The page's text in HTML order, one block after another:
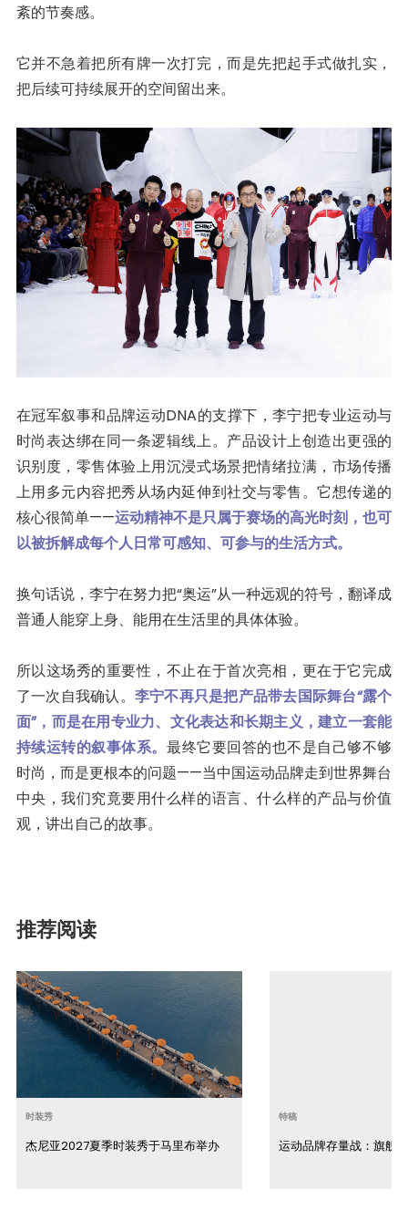
紊的节奏感。
它并不急着把所有牌一次打完，而是先把起手式做扎实，
把后续可持续展开的空间留出来。
在冠军叙事和品牌运动DNA的支撑下，李宁把专业运动与
时尚表达绑在同一条逻辑线上。产品设计上创造出更强的
识别度，零售体验上用沉浸式场景把情绪拉满，市场传播
上用多元内容把秀从场内延伸到社交与零售。它想传递的
核心很简单——运动精神不是只属于赛场的高光时刻，也可
以被拆解成每个人日常可感知、可参与的生活方式。
换句话说，李宁在努力把“奥运”从一种远观的符号，翻译成
普通人能穿上身、能用在生活里的具体体验。
所以这场秀的重要性，不止在于首次亮相，更在于它完成
了一次自我确认。 李宁不再只是把产品带去国际舞台“露个
面”，而是在用专业力、文化表达和长期主义，建立一套能
持续运转的叙事体系。 最终它要回答的也不是自己够不够
时尚，而是更根本的问题——当中国运动品牌走到世界舞台
中央，我们究竟要用什么样的语言、什么样的产品与价值
观，讲出自己的故事。
推荐阅读
时装秀
杰尼亚2027夏季时装秀于马里布举办
特稿
运动品牌存量战：旗舰